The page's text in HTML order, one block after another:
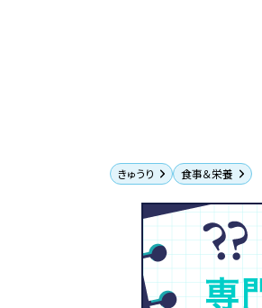
きゅうり 食事＆栄養